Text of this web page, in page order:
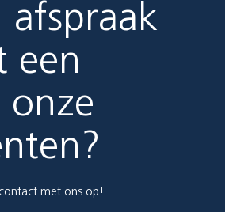
afspraak
een
onze
met ons op!